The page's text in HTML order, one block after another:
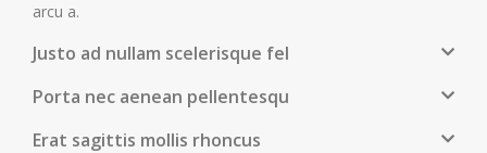
arcu a.
Justo ad nullam scelerisque fel
Porta nec aenean pellentesqu
Erat sagittis mollis rhoncus